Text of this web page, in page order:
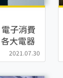
子消費
大電器
2021.07.30